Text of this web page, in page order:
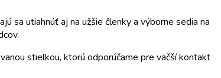
sa utiahnúť aj na užšie členky a výborne sedia na
stielkou, ktorú odporúčame pre väčší kontakt